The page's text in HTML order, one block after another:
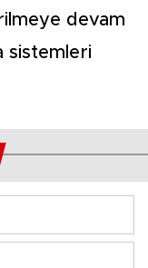
devam
sistemleri